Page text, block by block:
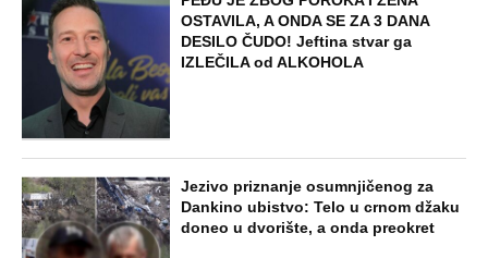
OSTAVILA, A ONDA SE ZA 3 DANA
DESILO ČUDO! Jeftina stvar ga
IZLEČILA od ALKOHOLA
Jezivo priznanje osumnjičenog za
Dankino ubistvo: Telo u crnom džaku
doneo u dvorište, a onda preokret